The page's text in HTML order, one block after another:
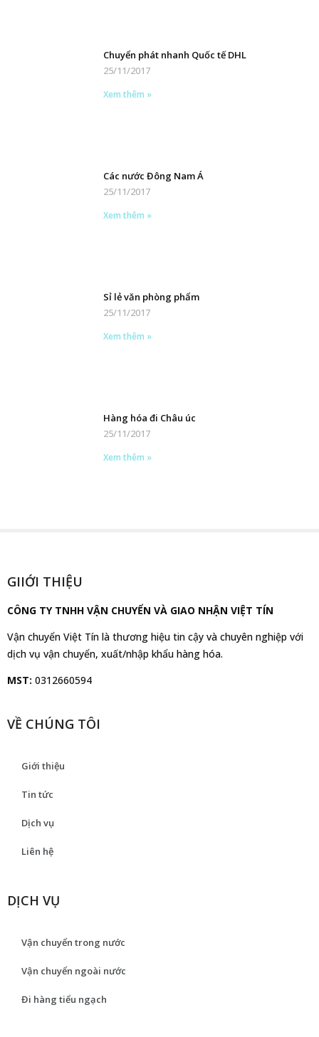
Chuyển phát nhanh Quốc tế DHL
25/11/2017
Xem thêm »
Các nước Đông Nam Á
25/11/2017
Xem thêm »
Sỉ lẻ văn phòng phẩm
25/11/2017
Xem thêm »
Hàng hóa đi Châu úc
25/11/2017
Xem thêm »
GIIỚI THIỆU
CÔNG TY TNHH VẬN CHUYỂN VÀ GIAO NHẬN VIỆT TÍN
Vận chuyển Việt Tín là thương hiệu tin cậy và chuyên nghiệp với
dịch vụ vận chuyển, xuất/nhập khẩu hàng hóa.
MST: 0312660594
VỀ CHÚNG TÔI
Giới thiệu
Tin tức
Dịch vụ
Liên hệ
DỊCH VỤ
Vận chuyển trong nước
Vận chuyển ngoài nước
Đi hàng tiểu ngạch